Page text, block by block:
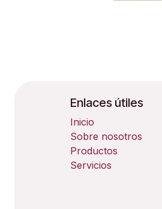
Enlaces útiles
Inicio
Sobre nosotros
Productos
Servicios